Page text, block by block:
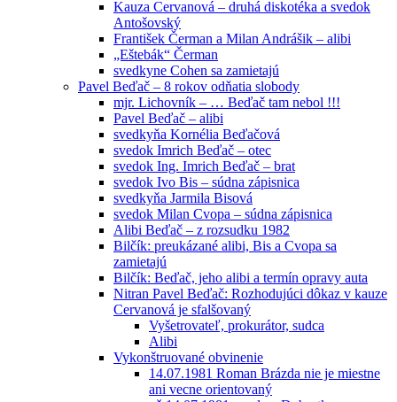
Kauza Cervanová – druhá diskotéka a svedok
Antošovský
František Čerman a Milan Andrášik – alibi
„Eštebák“ Čerman
svedkyne Cohen sa zamietajú
Pavel Beďač – 8 rokov odňatia slobody
mjr. Lichovník – … Beďač tam nebol !!!
Pavel Beďač – alibi
svedkyňa Kornélia Beďačová
svedok Imrich Beďač – otec
svedok Ing. Imrich Beďač – brat
svedok Ivo Bis – súdna zápisnica
svedkyňa Jarmila Bisová
svedok Milan Cvopa – súdna zápisnica
Alibi Beďač – z rozsudku 1982
Bilčík: preukázané alibi, Bis a Cvopa sa
zamietajú
Bilčík: Beďač, jeho alibi a termín opravy auta
Nitran Pavel Beďač: Rozhodujúci dôkaz v kauze
Cervanová je sfalšovaný
Vyšetrovateľ, prokurátor, sudca
Alibi
Vykonštruované obvinenie
14.07.1981 Roman Brázda nie je miestne
ani vecne orientovaný